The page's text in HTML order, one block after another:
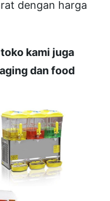
dengan harga
kami juga
dan food